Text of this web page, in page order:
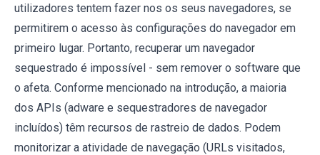
utilizadores tentem fazer nos os seus navegadores, se
permitirem o acesso às configurações do navegador em
primeiro lugar. Portanto, recuperar um navegador
sequestrado é impossível - sem remover o software que
o afeta. Conforme mencionado na introdução, a maioria
dos APIs (adware e sequestradores de navegador
incluídos) têm recursos de rastreio de dados. Podem
monitorizar a atividade de navegação (URLs visitados,